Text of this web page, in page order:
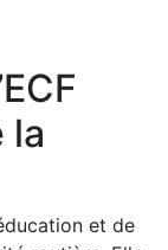
la
et de